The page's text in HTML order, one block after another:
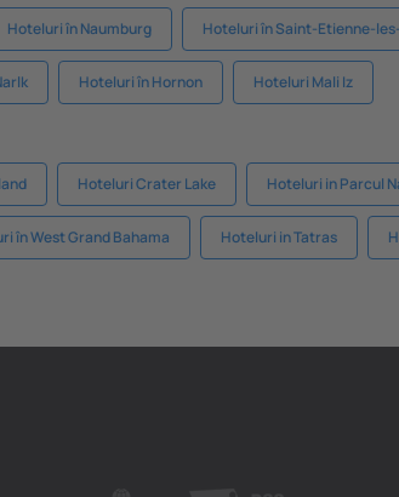
Hoteluri în Naumburg Hoteluri în Saint-Etienne-
Hoteluri în Hornon Hoteluri Mali Iz
Hoteluri Crater Lake Hoteluri in Parcul
în West Grand Bahama Hoteluri in Tatras